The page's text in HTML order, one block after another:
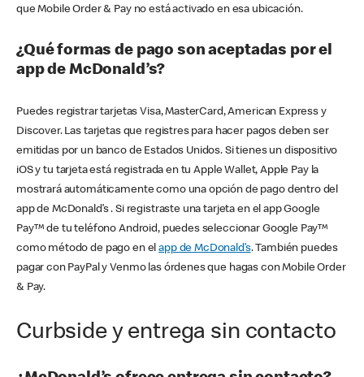
que Mobile Order & Pay no está activado en esa ubicación.
¿Qué formas de pago son aceptadas por el
app de McDonald’s?
Puedes registrar tarjetas Visa, MasterCard, American Express y
Discover. Las tarjetas que registres para hacer pagos deben ser
emitidas por un banco de Estados Unidos. Si tienes un dispositivo
iOS y tu tarjeta está registrada en tu Apple Wallet, Apple Pay la
mostrará automáticamente como una opción de pago dentro del
app de McDonald’s . Si registraste una tarjeta en el app Google
Pay™ de tu teléfono Android, puedes seleccionar Google Pay™
como método de pago en elapp de McDonald’s. También puedes
pagar con PayPal y Venmo las órdenes que hagas con Mobile Order
& Pay.
Curbside y entrega sin contacto